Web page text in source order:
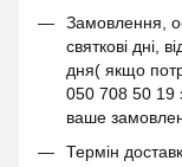
Замовлення,
святкові дні,
дня( якщо
050 708 50 19
ваше
Термін